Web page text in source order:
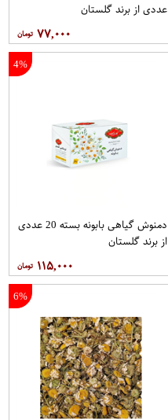
عددی از برند گلستان
۷۷,۰۰۰
4%
دمنوش گیاهی بابونه بسته 20 عددی
از برند گلستان
۱۱۵,۰۰۰
6%